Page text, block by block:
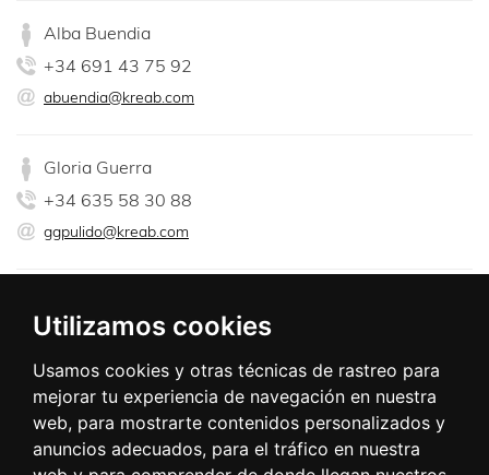
Utilizamos cookies
Usamos cookies y otras técnicas de rastreo para
mejorar tu experiencia de navegación en nuestra
web, para mostrarte contenidos personalizados y
anuncios adecuados, para el tráfico en nuestra
Alba Buendia
+34 691 43 75 92
abuendia@kreab.com
Gloria Guerra
+34 635 58 30 88
ggpulido@kreab.com
Ed. Cuzco II 8º 9º